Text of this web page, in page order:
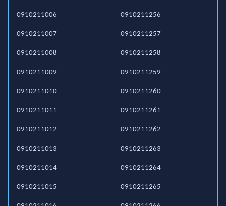
0910211006
0910211007
0910211008
0910211009
0910211010
0910211011
0910211012
0910211013
0910211014
0910211015
0910211256
0910211257
0910211258
0910211259
0910211260
0910211261
0910211262
0910211263
0910211264
0910211265